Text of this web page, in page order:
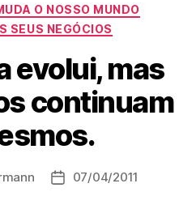
Categorias
O NOSSO MUNDO
SEUS NEGÓCIOS
evolui, mas
continuam
Data07/04/2011